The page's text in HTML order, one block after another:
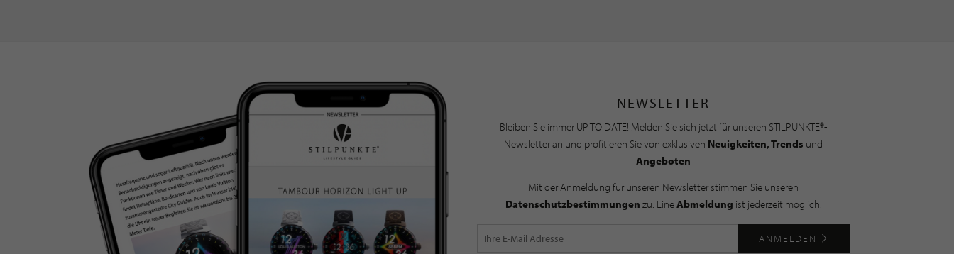
NEWSLETTER
Bleiben Sie immer UP TO DATE! Melden Sie sich jetzt für unseren STILPUNKTE®-
Newsletter an und profitieren Sie von exklusiven Neuigkeiten, Trends und
Angeboten
Mit der Anmeldung für unseren Newsletter stimmen Sie unseren
Datenschutzbestimmungen zu. EineAbmeldung ist jederzeit möglich.
ANMELDEN